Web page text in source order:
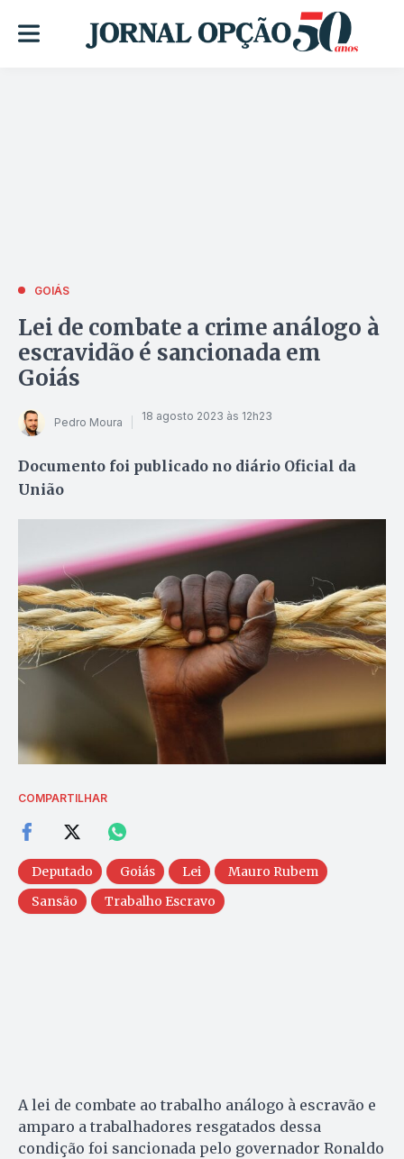
GOIÁS
Lei de combate a crime análogo à
escravidão é sancionada em
Goiás
Pedro Moura 18 agosto 2023 às 12h23
Documento foi publicado no diário Oficial da
União
COMPARTILHAR
Deputado Goiás Lei
Mauro Rubem
Sansão
Trabalho Escravo
A lei de combate ao trabalho análogo à escravão e
amparo a trabalhadores resgatados dessa
condição foi sancionada pelo governador Ronaldo